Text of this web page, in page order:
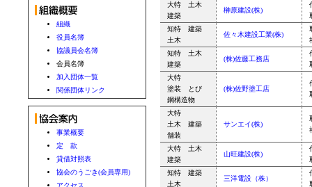
組織
役員名簿
協議員会名簿
会員名簿
加入団体一覧
関係団体リンク
事業概要
定 款
貸借対照表
協会のうごき(会員専用)
アクセス
大特 土木
建築
榊原建設(株)
知特 建築
土木
佐々木建設工業(株)
知特 土木
建築
(株)佐藤工務店
大特
塗装 とび
鋼構造物
(株)佐野塗工店
大特
土木 建築
舗装
サンエイ(株)
大特 土木
建築
山旺建設(株)
知特 建築
土木
三洋電設（株）